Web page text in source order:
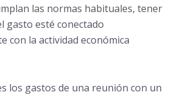
las normas habituales, tener
gasto esté conectado
con la actividad económica
los gastos de una reunión con un